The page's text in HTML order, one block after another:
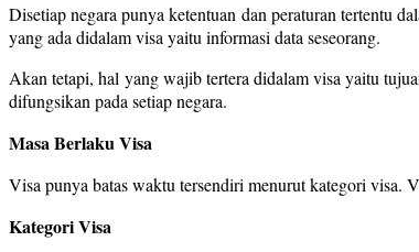
Disetiap negara punya ketentuan dan peraturan tertentu
yang ada didalam visa yaitu informasi data seseorang.
Akan tetapi, hal yang wajib tertera didalam visa yaitu
difungsikan pada setiap negara.
Masa Berlaku Visa
Visa punya batas waktu tersendiri menurut kategori visa.
Kategori Visa